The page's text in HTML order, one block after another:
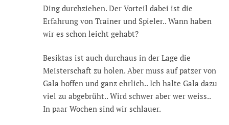
Ding durchziehen. Der Vorteil dabei ist die
Erfahrung von Trainer und Spieler.. Wann haben
wir es schon leicht gehabt?
Besiktas ist auch durchaus in der Lage die
Meisterschaft zu holen. Aber muss auf patzer von
Gala hoffen und ganz ehrlich.. Ich halte Gala dazu
viel zu abgebrüht.. Wird schwer aber wer weiss..
In paar Wochen sind wir schlauer.